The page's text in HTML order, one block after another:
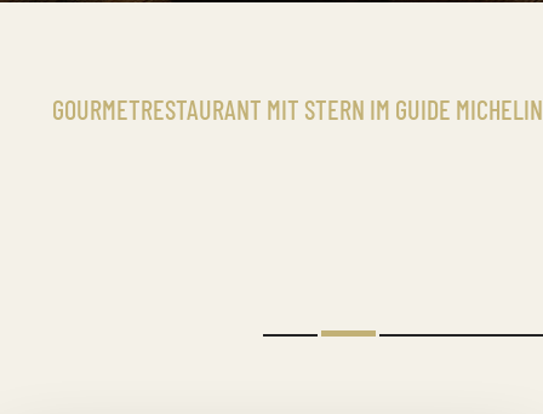
GOURMETRESTAURANT MIT STERN IM GUIDE MICHELIN